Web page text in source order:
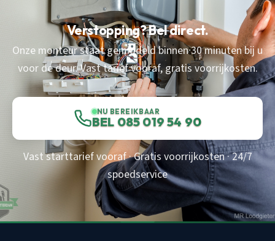
Verstopping? Bel direct.
Onze monteur staat gemiddeld binnen 30 minuten bij u
voor de deur. Vast tarief vooraf, gratis voorrijkosten.
NU BEREIKBAAR
BEL 085 019 54 90
Vast starttarief vooraf · Gratis voorrijkosten · 24/7
spoedservice